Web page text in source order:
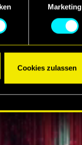
rund um das
Marketing
Cookies zulassen